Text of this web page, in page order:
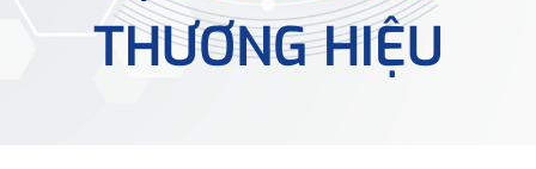
THƯƠNG HIỆU